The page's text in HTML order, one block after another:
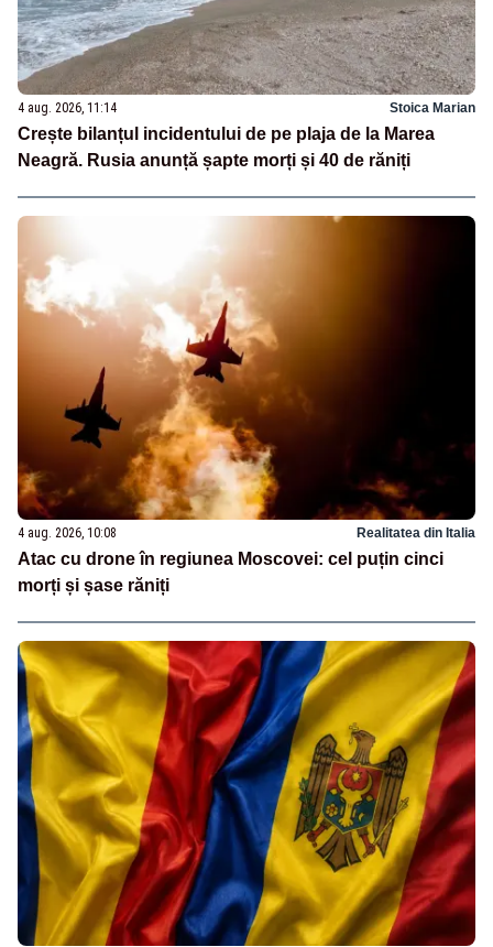
4 aug. 2026, 11:14 Stoica Marian
Crește bilanțul incidentului de pe plaja de la Marea
Neagră. Rusia anunță șapte morți și 40 de răniți
4 aug. 2026, 10:08 Realitatea din Italia
Atac cu drone în regiunea Moscovei: cel puțin cinci
morți și șase răniți